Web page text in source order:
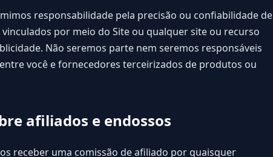
responsabilidade pela precisão ou confiabilidade de
por meio do Site ou qualquer site ou recurso
Não seremos parte nem seremos responsáveis
você e fornecedores terceirizados de produtos ou
afiliados e endossos
receber uma comissão de afiliado por quaisquer